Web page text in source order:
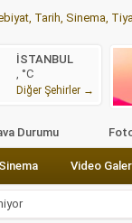
Tarih, Sinema,
İSTANBUL
, °C
Diğer Şehirler →
Durumu
Sinema Video